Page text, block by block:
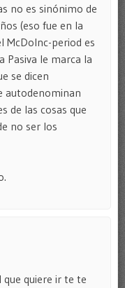
no es sinónimo de
(eso fue en la
McDoInc-period es
Pasiva le marca la
se dicen
autodenominan
de las cosas que
no ser los
quiere ir te te